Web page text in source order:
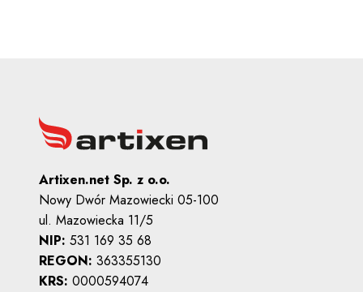
Artixen.net Sp. z o.o.
Nowy Dwór Mazowiecki 05-100
ul. Mazowiecka 11/5
NIP: 531 169 35 68
REGON: 363355130
KRS: 0000594074